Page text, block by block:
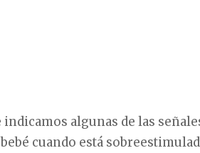
algunas de las
cuando está